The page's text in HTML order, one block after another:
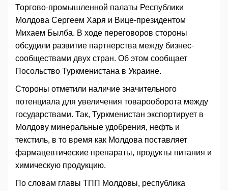
Торгово-промышленной палаты Республики
Молдова Сергеем Харя и Вице-президентом
Михаем Былба. В ходе переговоров стороны
обсудили развитие партнерства между бизнес-
сообществами двух стран. Об этом сообщает
Посольство Туркменистана в Украине.
Стороны отметили наличие значительного
потенциала для увеличения товарооборота между
государствами. Так, Туркменистан экспортирует в
Молдову минеральные удобрения, нефть и
текстиль, в то время как Молдова поставляет
фармацевтические препараты, продукты питания и
химическую продукцию.
По словам главы ТПП Молдовы, республика